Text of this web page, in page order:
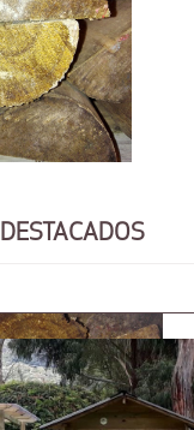
DESTACADOS